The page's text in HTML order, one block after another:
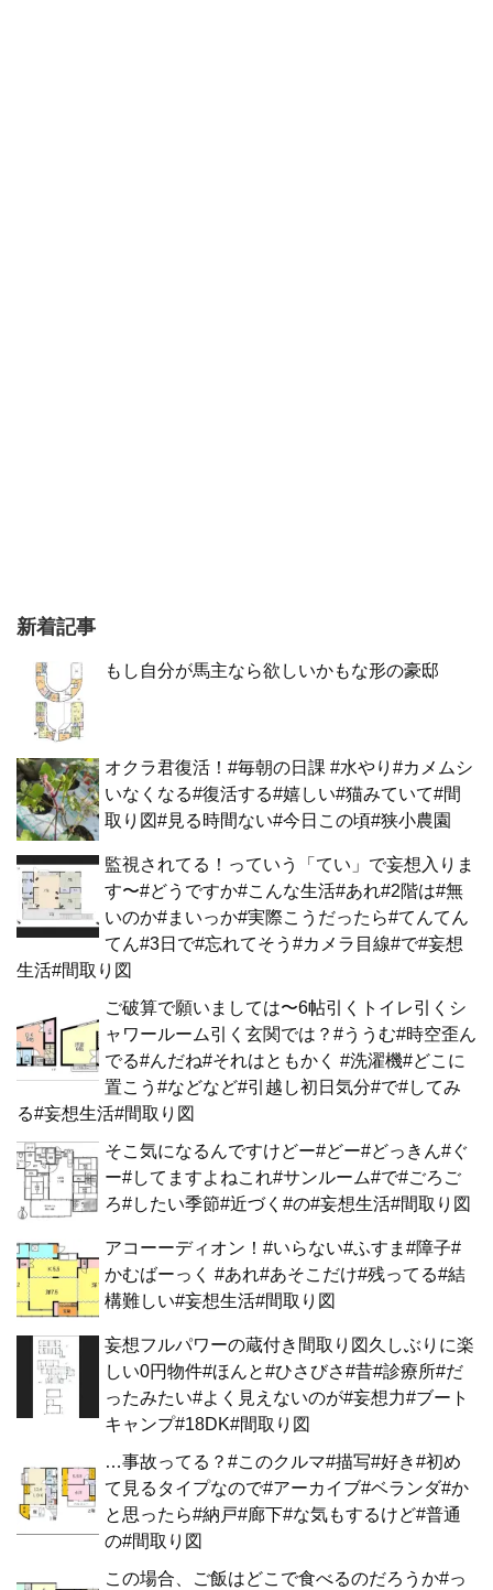
新着記事
もし自分が馬主なら欲しいかもな形の豪邸
オクラ君復活！#毎朝の日課 #水やり#カメムシ
いなくなる#復活する#嬉しい#猫みていて#間
取り図#見る時間ない#今日この頃#狭小農園
監視されてる！っていう「てい」で妄想入りま
す〜#どうですか#こんな生活#あれ#2階は#無
いのか#まいっか#実際こうだったら#てんてん
てん#3日で#忘れてそう#カメラ目線#で#妄想
生活#間取り図
ご破算で願いましては〜6帖引くトイレ引くシ
ャワールーム引く玄関では？#ううむ#時空歪ん
でる#んだね#それはともかく #洗濯機#どこに
置こう#などなど#引越し初日気分#で#してみ
る#妄想生活#間取り図
そこ気になるんですけどー#どー#どっきん#ぐ
ー#してますよねこれ#サンルーム#で#ごろご
ろ#したい季節#近づく#の#妄想生活#間取り図
アコーーディオン！#いらない#ふすま#障子#
かむばーっく #あれ#あそこだけ#残ってる#結
構難しい#妄想生活#間取り図
妄想フルパワーの蔵付き間取り図久しぶりに楽
しい0円物件#ほんと#ひさびさ#昔#診療所#だ
ったみたい#よく見えないのが#妄想力#ブート
キャンプ#18DK#間取り図
…事故ってる？#このクルマ#描写#好き#初め
て見るタイプなので#アーカイブ#ベランダ#か
と思ったら#納戸#廊下#な気もするけど#普通
の#間取り図
この場合、ご飯はどこで食べるのだろうか#っ